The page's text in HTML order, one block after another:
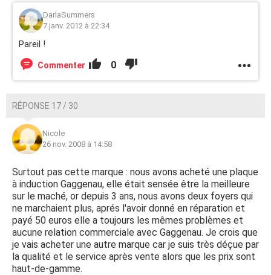
DarlaSummers
7 janv. 2012 à 22:34
Pareil !
Commenter 0
RÉPONSE 17 / 30
Nicole
26 nov. 2008 à 14:58
Surtout pas cette marque : nous avons acheté une plaque
à induction Gaggenau, elle était sensée être la meilleure
sur le maché, or depuis 3 ans, nous avons deux foyers qui
ne marchaient plus, aprés l'avoir donné en réparation et
payé 50 euros elle a toujours les mêmes problèmes et
aucune relation commerciale avec Gaggenau. Je crois que
je vais acheter une autre marque car je suis très déçue par
la qualité et le service après vente alors que les prix sont
haut-de-gamme.